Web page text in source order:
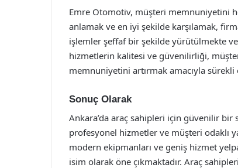
Emre Otomotiv, müşteri memnuniyetini
anlamak ve en iyi şekilde karşılamak,
işlemler şeffaf bir şekilde yürütülmekte
hizmetlerin kalitesi ve güvenilirliği,
memnuniyetini artırmak amacıyla
Sonuç Olarak
Ankara’da araç sahipleri için güvenilir bir
profesyonel hizmetler ve müşteri odaklı
modern ekipmanları ve geniş hizmet
isim olarak öne çıkmaktadır. Araç